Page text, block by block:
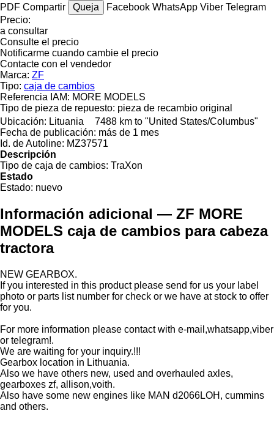
PDF Compartir Queja Facebook WhatsApp Viber Telegram
Precio:
a consultar
Consulte el precio
Notificarme cuando cambie el precio
Contacte con el vendedor
Marca: ZF
Tipo: caja de cambios
Referencia IAM: MORE MODELS
Tipo de pieza de repuesto: pieza de recambio original
Ubicación: Lituania
7488 km to "United States/Columbus"
Fecha de publicación: más de 1 mes
Id. de Autoline: MZ37571
Descripción
Tipo de caja de cambios: TraXon
Estado
Estado: nuevo
Información adicional — ZF MORE
MODELS caja de cambios para cabeza
tractora
NEW GEARBOX.
If you interested in this product please send for us your label
photo or parts list number for check or we have at stock to offer
for you.
For more information please contact with e-mail,whatsapp,viber
or telegram!.
We are waiting for your inquiry.!!!
Gearbox location in Lithuania.
Also we have others new, used and overhauled axles,
gearboxes zf, allison,voith.
Also have some new engines like MAN d2066LOH, cummins
and others.